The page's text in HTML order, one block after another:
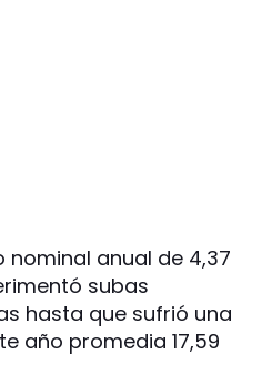
nominal anual de 4,37
subas
hasta que sufrió una
año promedia 17,59